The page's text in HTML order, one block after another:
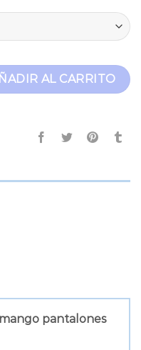
mujer cantidad
AL CARRITO
pantalones